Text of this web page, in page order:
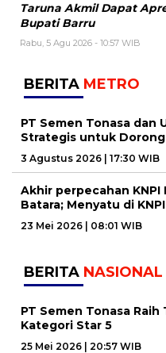
Taruna Akmil Dapat
Bupati Barru
Rabu, 5 Agu 2026 - 10:57 WIB
BERITA METRO
PT Semen Tonasa dan
Strategis untuk
3 Agustus 2026 | 17:30 WIB
Akhir perpecahan KNPI
Batara; Menyatu di
23 Mei 2026 | 08:01 WIB
BERITA NASIONAL
PT Semen Tonasa Raih
Kategori Star 5
25 Mei 2026 | 20:57 WIB